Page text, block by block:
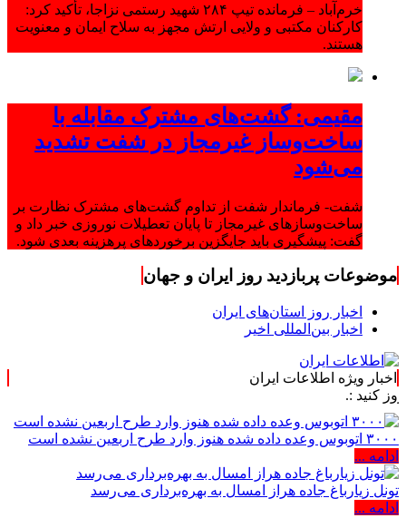
خرم‌آباد – فرمانده تیپ ۲۸۴ شهید رستمی نزاجا، تأکید کرد:
کارکنان مکتبی و ولایی ارتش مجهز به سلاح ایمان و معنویت
هستند.
مقیمی: گشت‌های مشترک مقابله با
ساخت‌وساز غیرمجاز در شفت تشدید
می‌شود
شفت- فرماندار شفت از تداوم گشت‌های مشترک نظارت بر
ساخت‌وسازهای غیرمجاز تا پایان تعطیلات نوروزی خبر داد و
گفت: پیشگیری باید جایگزین برخوردهای پرهزینه بعدی شود.
موضوعات پربازدید روز ایران و جهان
اخبار روز استان‌های ایران
اخبار بین‌المللی اخیر
اخبار ویژه اطلاعات ایران
:.
۳۰۰۰ اتوبوس وعده داده شده هنوز وارد طرح اربعین نشده است
ادامه ...
تونل زیارباغ جاده هراز امسال به بهره‌برداری می‌رسد
ادامه ...